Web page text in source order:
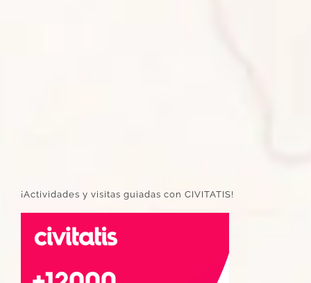
¡Actividades y visitas guiadas con CIVITATIS!